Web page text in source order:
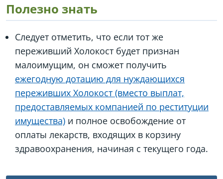
Полезно знать
Следует отметить, что если тот же
переживший Холокост будет признан
малоимущим, он сможет получить
ежегодную дотацию для нуждающихся
переживших Холокост (вместо выплат,
предоставляемых компанией по реституции
имущества) и полное освобождение от
оплаты лекарств, входящих в корзину
здравоохранения, начиная с текущего года.